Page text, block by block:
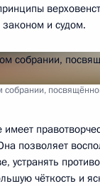
законом и судом.
собрании,
позволяет
устранять
льшую чёткость и